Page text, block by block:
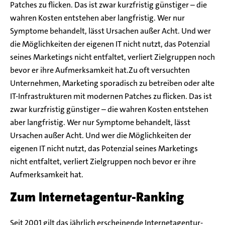
Patches zu flicken. Das ist zwar kurzfristig günstiger – die
wahren Kosten entstehen aber langfristig. Wer nur
Symptome behandelt, lässt Ursachen außer Acht. Und wer
die Möglichkeiten der eigenen IT nicht nutzt, das Potenzial
seines Marketings nicht entfaltet, verliert Zielgruppen noch
bevor er ihre Aufmerksamkeit hat.Zu oft versuchten
Unternehmen, Marketing sporadisch zu betreiben oder alte
IT-Infrastrukturen mit modernen Patches zu flicken. Das ist
zwar kurzfristig günstiger – die wahren Kosten entstehen
aber langfristig. Wer nur Symptome behandelt, lässt
Ursachen außer Acht. Und wer die Möglichkeiten der
eigenen IT nicht nutzt, das Potenzial seines Marketings
nicht entfaltet, verliert Zielgruppen noch bevor er ihre
Aufmerksamkeit hat.
Zum Internetagentur-Ranking
Seit 2001 gilt das jährlich erscheinende Internetagentur-